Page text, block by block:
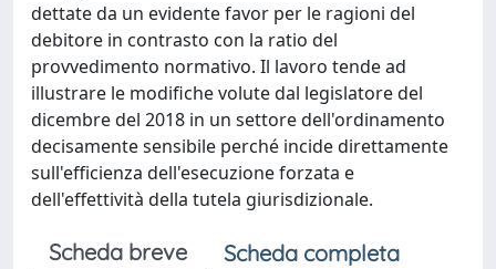
dettate da un evidente favor per le ragioni del
debitore in contrasto con la ratio del
provvedimento normativo. Il lavoro tende ad
illustrare le modifiche volute dal legislatore del
dicembre del 2018 in un settore dell'ordinamento
decisamente sensibile perché incide direttamente
sull'efficienza dell'esecuzione forzata e
dell'effettività della tutela giurisdizionale.
Scheda breve
Scheda completa